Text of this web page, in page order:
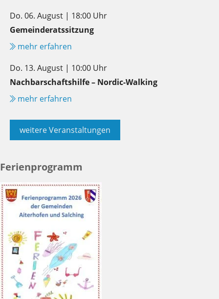
Do. 06. August | 18:00 Uhr
Gemeinderatssitzung
mehr erfahren
Do. 13. August | 10:00 Uhr
Nachbarschaftshilfe – Nordic-Walking
mehr erfahren
weitere Veranstaltungen
Ferienprogramm